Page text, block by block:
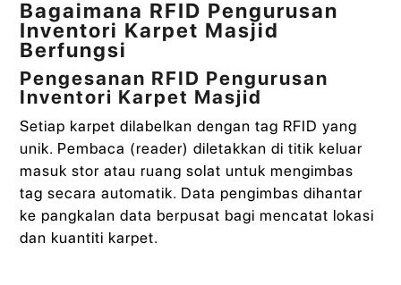
Bagaimana RFID Pengurusan
Inventori Karpet Masjid
Berfungsi
Pengesanan RFID Pengurusan
Inventori Karpet Masjid
Setiap karpet dilabelkan dengan tag RFID yang
unik. Pembaca (reader) diletakkan di titik keluar
masuk stor atau ruang solat untuk mengimbas
tag secara automatik. Data pengimbas dihantar
ke pangkalan data berpusat bagi mencatat lokasi
dan kuantiti karpet.